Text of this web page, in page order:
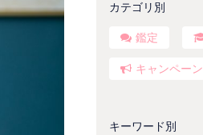
カテゴリ別
鑑定
キャンペーン
キーワード別